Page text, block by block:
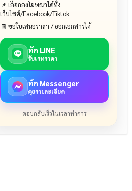
📌 เลือกลงโฆษณาได้ทั้ง
เว็บไซต์/Facebook/Tiktok
🧾 ขอใบเสนอราคา / ออกเอกสารได้
ทัก LINE
รับเรทราคา
ทัก Messenger
คุยรายละเอียด
ตอบกลับเร็วในเวลาทำการ